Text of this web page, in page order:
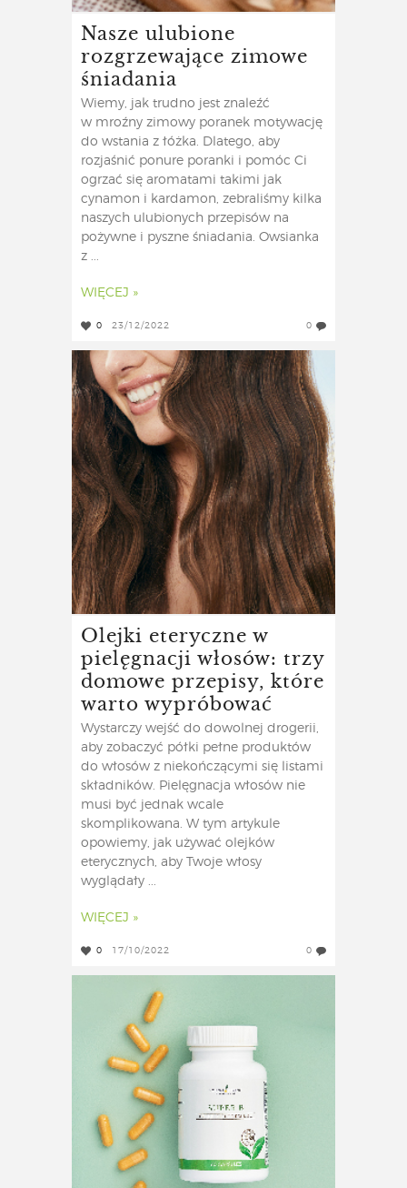
Nasze ulubione
rozgrzewające zimowe
śniadania
Wiemy, jak trudno jest znaleźć
w mroźny zimowy poranek motywację
do wstania z łóżka. Dlatego, aby
rozjaśnić ponure poranki i pomóc Ci
ogrzać się aromatami takimi jak
cynamon i kardamon, zebraliśmy kilka
naszych ulubionych przepisów na
pożywne i pyszne śniadania. Owsianka
z ...
WIĘCEJ »
0 23/12/2022 0
Olejki eteryczne w
pielęgnacji włosów: trzy
domowe przepisy, które
warto wypróbować
Wystarczy wejść do dowolnej drogerii,
aby zobaczyć półki pełne produktów
do włosów z niekończącymi się listami
składników. Pielęgnacja włosów nie
musi być jednak wcale
skomplikowana. W tym artykule
opowiemy, jak używać olejków
eterycznych, aby Twoje włosy
wyglądały ...
WIĘCEJ »
0 17/10/2022 0